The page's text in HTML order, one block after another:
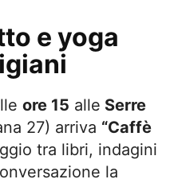
e yoga
ore 15 alle Serre
27) arriva “Caffè
tra libri, indagini
la